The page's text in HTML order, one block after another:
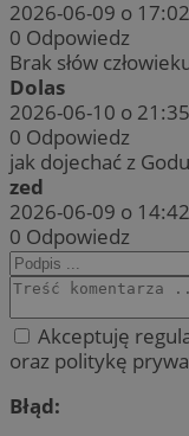
2026-06-09 o 17:02
0 Odpowiedz
Brak słów
Dolas
2026-06-10 o 21:35
0 Odpowiedz
jak dojechać z
zed
2026-06-09 o 14:42
0 Odpowiedz
Akceptuję
oraz politykę
Błąd: